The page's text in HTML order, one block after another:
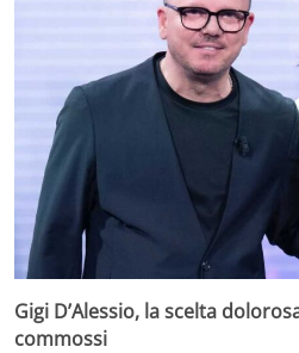
Gigi D’Alessio, la scelta
commossi